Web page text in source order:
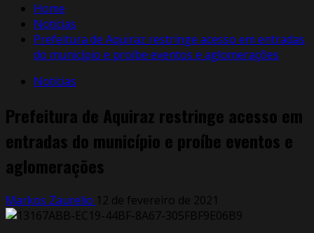
Home
Notícias
Prefeitura de Aquiraz restringe acesso em entradas
do município e proíbe eventos e aglomerações
Notícias
Prefeitura de Aquiraz restringe acesso em
entradas do município e proíbe eventos e
aglomerações
Markos Zaurelio 12 de fevereiro de 2021